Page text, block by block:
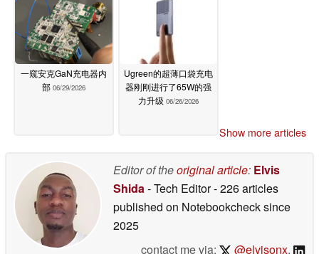
一窥安克GaN充电器内
部 06/29/2026
Ugreen的超薄口袋充电
器刚刚进行了65W的强
力升级 06/26/2026
Show more articles
Editor of theoriginal article: Elvis
Shida- Tech Editor- 226 articles
published on Notebookchecksince
2025
contact me via:
@elvisonx,